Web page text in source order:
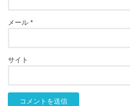
メール*
サイト